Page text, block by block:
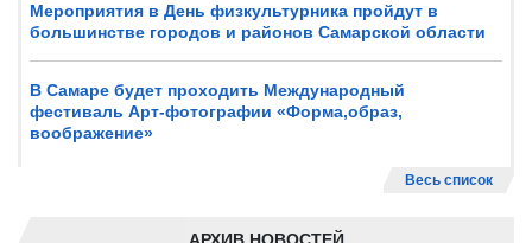
Мероприятия в День физкультурника пройдут в
большинстве городов и районов Самарской области
В Самаре будет проходить Международный
фестиваль Арт-фотографии «Форма,образ,
воображение»
Весь список